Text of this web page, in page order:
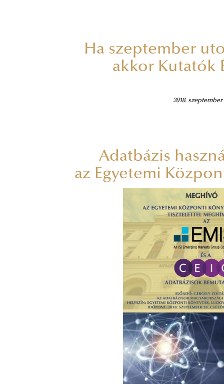
Ha szeptember
akkor Kutatók
2018. szeptember
Adatbázis
az Egyetemi